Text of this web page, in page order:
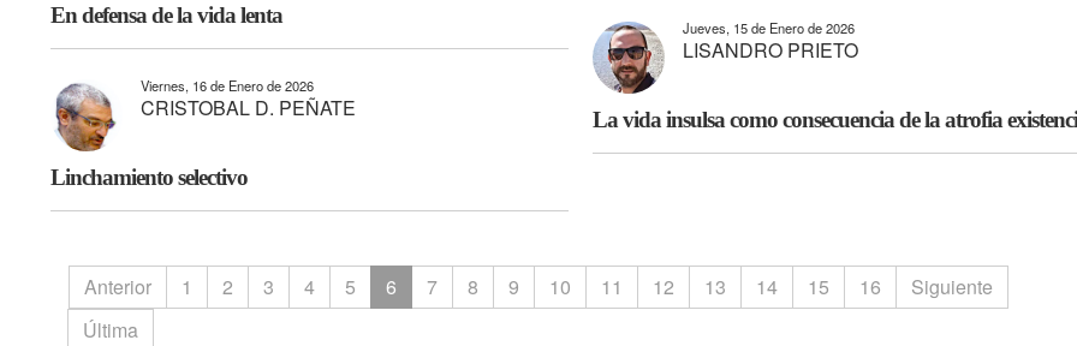
En defensa de la vida lenta
Viernes, 16 de Enero de 2026
CRISTOBAL D. PEÑATE
Linchamiento selectivo
Jueves, 15 de Enero de 2026
LISANDRO PRIETO
La vida insulsa como consecuencia de la atrofia
Anterior 1 2 3 4 5 6 7 8 9 10 11 12 13 14 15 16
Siguiente
Última